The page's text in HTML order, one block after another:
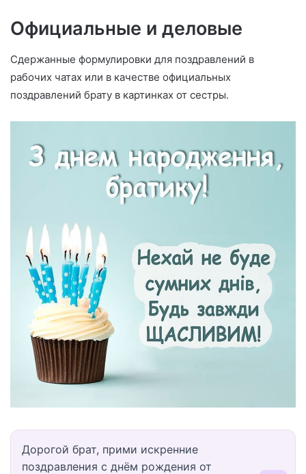
Официальные и деловые
Сдержанные формулировки для поздравлений в
рабочих чатах или в качестве официальных
поздравлений брату в картинках от сестры.
Дорогой брат, прими искренние
поздравления с днём рождения от